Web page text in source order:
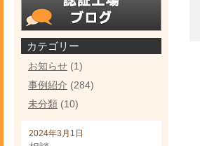
カテゴリー
お知らせ (1)
事例紹介 (284)
未分類 (10)
2024年3月1日